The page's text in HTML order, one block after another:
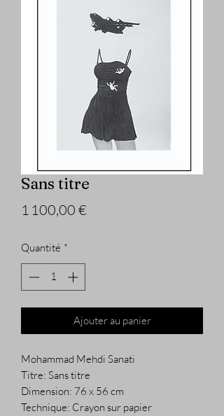
Sans titre
1 100,00 €
Quantité *
Ajouter au panier
Mohammad Mehdi Sanati
Titre: Sans titre
Dimension: 76 x 56 cm
Technique: Crayon sur papier